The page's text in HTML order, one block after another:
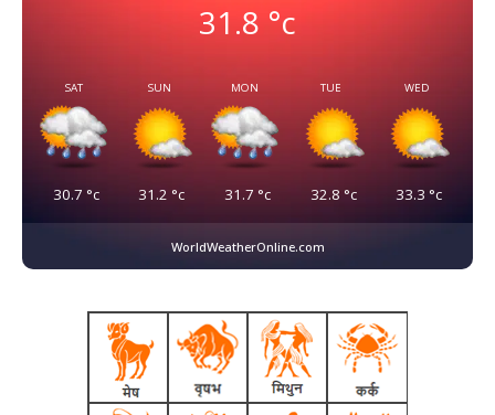
31.8 °c
SAT
30.7 °c
SUN
31.2 °c
MON
31.7 °c
TUE
32.8 °c
WED
33.3 °c
WorldWeatherOnline.com